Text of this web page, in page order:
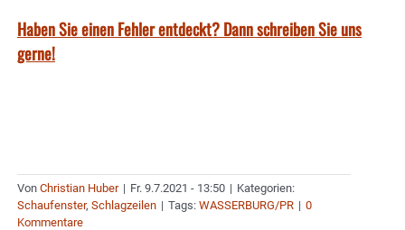
Haben Sie einen Fehler entdeckt? Dann schreiben Sie uns
gerne!
Von Christian Huber | Fr. 9.7.2021 - 13:50 | Kategorien:
Schaufenster, Schlagzeilen | Tags: WASSERBURG/PR | 0
Kommentare